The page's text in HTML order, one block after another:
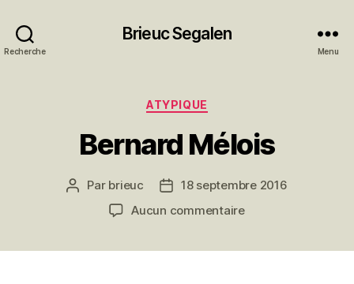
Recherche
Brieuc Segalen
Menu
Catégories
ATYPIQUE
Bernard Mélois
Auteur
l’article
Par brieuc
Date18 septembre 2016
Aucun commentairesur